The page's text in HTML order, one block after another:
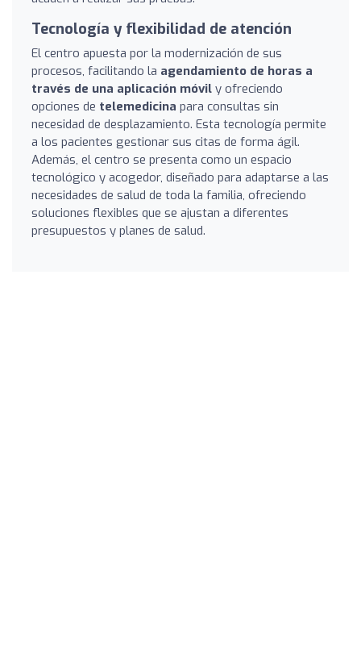
Tecnología y flexibilidad de atención
El centro apuesta por la modernización de sus
procesos, facilitando la agendamiento de horas a
través de una aplicación móvil y ofreciendo
opciones de telemedicina para consultas sin
necesidad de desplazamiento. Esta tecnología permite
a los pacientes gestionar sus citas de forma ágil.
Además, el centro se presenta como un espacio
tecnológico y acogedor, diseñado para adaptarse a las
necesidades de salud de toda la familia, ofreciendo
soluciones flexibles que se ajustan a diferentes
presupuestos y planes de salud.